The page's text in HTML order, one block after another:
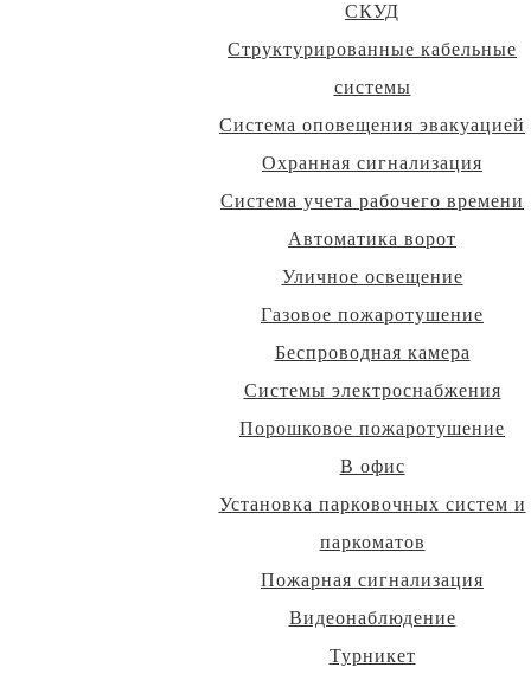
СКУД
Структурированные кабельные
системы
Система оповещения эвакуацией
Охранная сигнализация
Система учета рабочего времени
Автоматика ворот
Уличное освещение
Газовое пожаротушение
Беспроводная камера
Системы электроснабжения
Порошковое пожаротушение
В офис
Установка парковочных систем и
паркоматов
Пожарная сигнализация
Видеонаблюдение
Турникет